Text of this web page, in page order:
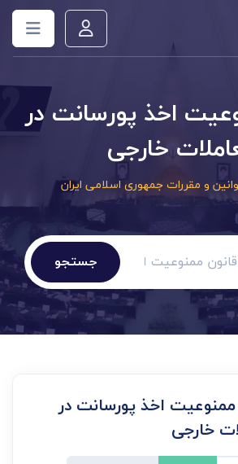
اخذ پورسانت در
خارجی
و مقررات جمهوری اسلامی ایران
جستجو
ممنوعیت اخذ پورسانت در
خارجی